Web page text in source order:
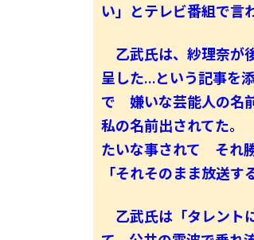
い」とテレビ番組で言
乙武氏は、紗理奈が
呈した…という記事を
で 嫌いな芸能人の名
私の名前出されてた。
たいな事されて それ
「それそのまま放送す
乙武氏は「タレント